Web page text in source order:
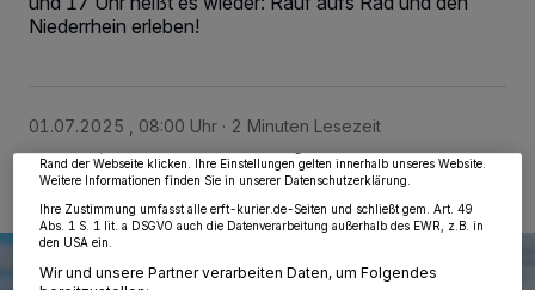
Niederrhein erleben!
01.07.2025 , 08:00 Uhr 2 Minuten Lesezeit
Wir und unsere 218-Partner speichern und greifen auf personenbezogene Daten
wieder aufrufen, um Ihre Einstellungen zu ändern oder Ihre Einwilligung zu
Rand der Webseite klicken. Ihre Einstellungen gelten innerhalb unseres Website.
Weitere Informationen finden Sie in unserer Datenschutzerklärung.
Ihre Zustimmung umfasst alle erft-kurier.de-Seiten und schließt gem. Art. 49
Abs. 1 S. 1 lit. a DSGVO auch die Datenverarbeitung außerhalb des EWR, z.B. in
den USA ein.
Wir und unsere Partner verarbeiten Daten, um Folgendes